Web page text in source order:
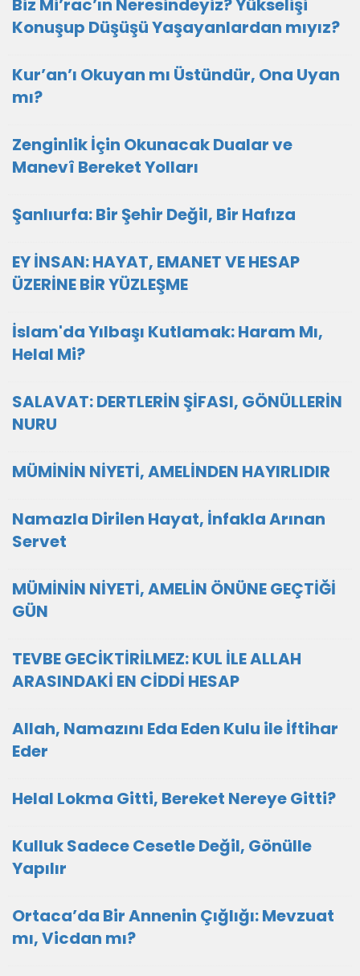
Biz Mi’rac’ın Neresindeyiz? Yükselişi
Konuşup Düşüşü Yaşayanlardan mıyız?
Kur’an’ı Okuyan mı Üstündür, Ona Uyan
mı?
Zenginlik İçin Okunacak Dualar ve
Manevî Bereket Yolları
Şanlıurfa: Bir Şehir Değil, Bir Hafıza
EY İNSAN: HAYAT, EMANET VE HESAP
ÜZERİNE BİR YÜZLEŞME
İslam'da Yılbaşı Kutlamak: Haram Mı,
Helal Mi?
SALAVAT: DERTLERİN ŞİFASI, GÖNÜLLERİN
NURU
MÜMİNİN NİYETİ, AMELİNDEN HAYIRLIDIR
Namazla Dirilen Hayat, İnfakla Arınan
Servet
MÜMİNİN NİYETİ, AMELİN ÖNÜNE GEÇTİĞİ
GÜN
TEVBE GECİKTİRİLMEZ: KUL İLE ALLAH
ARASINDAKİ EN CİDDİ HESAP
Allah, Namazını Eda Eden Kulu ile İftihar
Eder
Helal Lokma Gitti, Bereket Nereye Gitti?
Kulluk Sadece Cesetle Değil, Gönülle
Yapılır
Ortaca’da Bir Annenin Çığlığı: Mevzuat
mı, Vicdan mı?